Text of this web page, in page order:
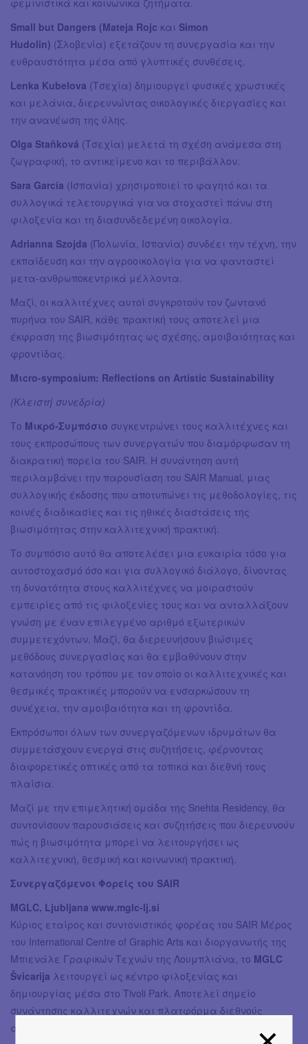
φεμινιστικά και κοινωνικά ζητήματα.
Small but Dangers (Mateja Rojc και Simon
Hudolin) (Σλοβενία) εξετάζουν τη συνεργασία και την
ευθραυστότητα μέσα από γλυπτικές συνθέσεις.
Lenka Kubelova (Τσεχία) δημιουργεί φυσικές χρωστικές
και μελάνια, διερευνώντας οικολογικές διεργασίες και
την ανανέωση της ύλης.
Olga Staňková (Τσεχία) μελετά τη σχέση ανάμεσα στη
ζωγραφική, το αντικείμενο και το περιβάλλον.
Sara García (Ισπανία) χρησιμοποιεί το φαγητό και τα
συλλογικά τελετουργικά για να στοχαστεί πάνω στη
φιλοξενία και τη διασυνδεδεμένη οικολογία.
Adrianna Szojda (Πολωνία, Ισπανία) συνδέει την τέχνη, την
εκπαίδευση και την αγροοικολογία για να φανταστεί
μετα-ανθρωποκεντρικά μέλλοντα.
Μαζί, οι καλλιτέχνες αυτοί συγκροτούν τον ζωντανό
πυρήνα του SAIR, κάθε πρακτική τους αποτελεί μια
έκφραση της βιωσιμότητας ως σχέσης, αμοιβαιότητας και
φροντίδας.
Μιcro-symposium: Reflections on Artistic Sustainability
(Κλειστή συνεδρία)
Το Μικρό-Συμπόσιο συγκεντρώνει τους καλλιτέχνες και
τους εκπροσώπους των συνεργατών που διαμόρφωσαν τη
διακρατική πορεία του SAIR. Η συνάντηση αυτή
περιλαμβάνει την παρουσίαση του SAIR Manual, μιας
συλλογικής έκδοσης που αποτυπώνει τις μεθοδολογίες, τις
κοινές διαδικασίες και τις ηθικές διαστάσεις της
βιωσιμότητας στην καλλιτεχνική πρακτική.
Το συμπόσιο αυτό θα αποτελέσει μια ευκαιρία τόσο για
αυτοστοχασμό όσο και για συλλογικό διάλογο, δίνοντας
τη δυνατότητα στους καλλιτέχνες να μοιραστούν
εμπειρίες από τις φιλοξενίες τους και να ανταλλάξουν
γνώση με έναν επιλεγμένο αριθμό εξωτερικών
συμμετεχόντων. Μαζί, θα διερευνήσουν βιώσιμες
μεθόδους συνεργασίας και θα εμβαθύνουν στην
κατανόηση του τρόπου με τον οποίο οι καλλιτεχνικές και
θεσμικές πρακτικές μπορούν να ενσαρκώσουν τη
συνέχεια, την αμοιβαιότητα και τη φροντίδα.
Εκπρόσωποι όλων των συνεργαζόμενων ιδρυμάτων θα
συμμετάσχουν ενεργά στις συζητήσεις, φέρνοντας
διαφορετικές οπτικές από τα τοπικά και διεθνή τους
πλαίσια.
Μαζί με την επιμελητική ομάδα της Snehta Residency, θα
συντονίσουν παρουσιάσεις και συζητήσεις που διερευνούν
πώς η βιωσιμότητα μπορεί να λειτουργήσει ως
καλλιτεχνική, θεσμική και κοινωνική πρακτική.
Συνεργαζόμενοι Φορείς του SAIR
MGLC, Ljubljana www.mglc-lj.si
Κύριος εταίρος και συντονιστικός φορέας του SAIR Μέρος
του International Centre of Graphic Arts και διοργανωτής της
Μπιενάλε Γραφικών Τεχνών της Λουμπλιάνα, το MGLC
Švicarija λειτουργεί ως κέντρο φιλοξενίας και
δημιουργίας μέσα στο Tivoli Park. Αποτελεί σημείο
συνάντησης καλλιτεχνών και πλατφόρμα διεθνούς
ανταλλαγής στη χαρακτική και τις σύγχρονες τέχνες.